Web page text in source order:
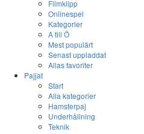
Filmklipp
Onlinespel
Kategorier
A till Ö
Mest populärt
Senast uppladdat
Allas favoriter
Pajjat
Start
Alla kategorier
Hamsterpaj
Underhållning
Teknik